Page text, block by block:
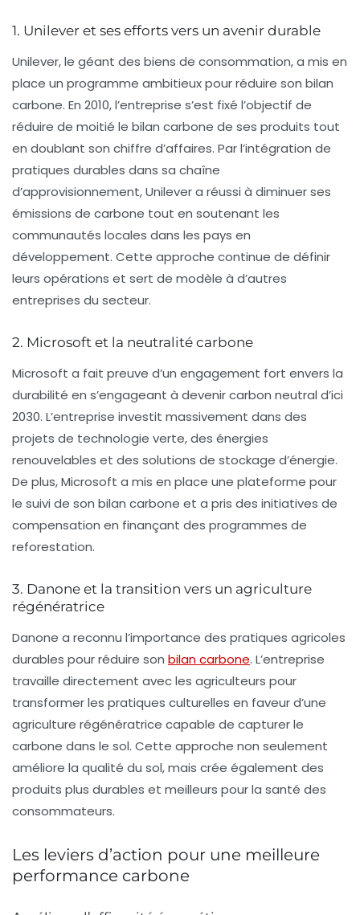
1. Unilever et ses efforts vers un avenir durable
Unilever, le géant des biens de consommation, a mis en
place un programme ambitieux pour réduire son bilan
carbone. En 2010, l’entreprise s’est fixé l’objectif de
réduire de moitié le bilan carbone de ses produits tout
en doublant son chiffre d’affaires. Par l’intégration de
pratiques durables dans sa chaîne
d’approvisionnement, Unilever a réussi à diminuer ses
émissions de carbone tout en soutenant les
communautés locales dans les pays en
développement. Cette approche continue de définir
leurs opérations et sert de modèle à d’autres
entreprises du secteur.
2. Microsoft et la neutralité carbone
Microsoft a fait preuve d’un engagement fort envers la
durabilité en s’engageant à devenircarbon neutral d’ici
2030. L’entreprise investit massivement dans des
projets de technologie verte, des énergies
renouvelables et des solutions de stockage d’énergie.
De plus, Microsoft a mis en place une plateforme pour
le suivi de son bilan carbone et a pris des initiatives de
compensation en finançant des programmes de
reforestation.
3. Danone et la transition vers un agriculture
régénératrice
Danone a reconnu l’importance des pratiques agricoles
durables pour réduire son bilan carbone. L’entreprise
travaille directement avec les agriculteurs pour
transformer les pratiques culturelles en faveur d’une
agriculture régénératrice capable de capturer le
carbone dans le sol. Cette approche non seulement
améliore la qualité du sol, mais crée également des
produits plus durables et meilleurs pour la santé des
consommateurs.
Les leviers d’action pour une meilleure
performance carbone